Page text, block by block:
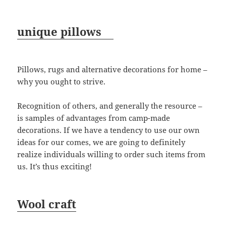
unique pillows
Pillows, rugs and alternative decorations for home –
why you ought to strive.
Recognition of others, and generally the resource –
is samples of advantages from camp-made
decorations. If we have a tendency to use our own
ideas for our comes, we are going to definitely
realize individuals willing to order such items from
us. It’s thus exciting!
Wool craft